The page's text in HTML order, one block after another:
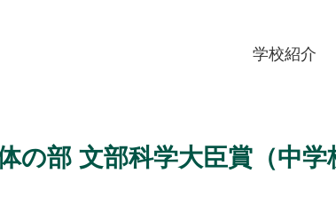
学校紹介
の部 文部科学大臣賞（中学